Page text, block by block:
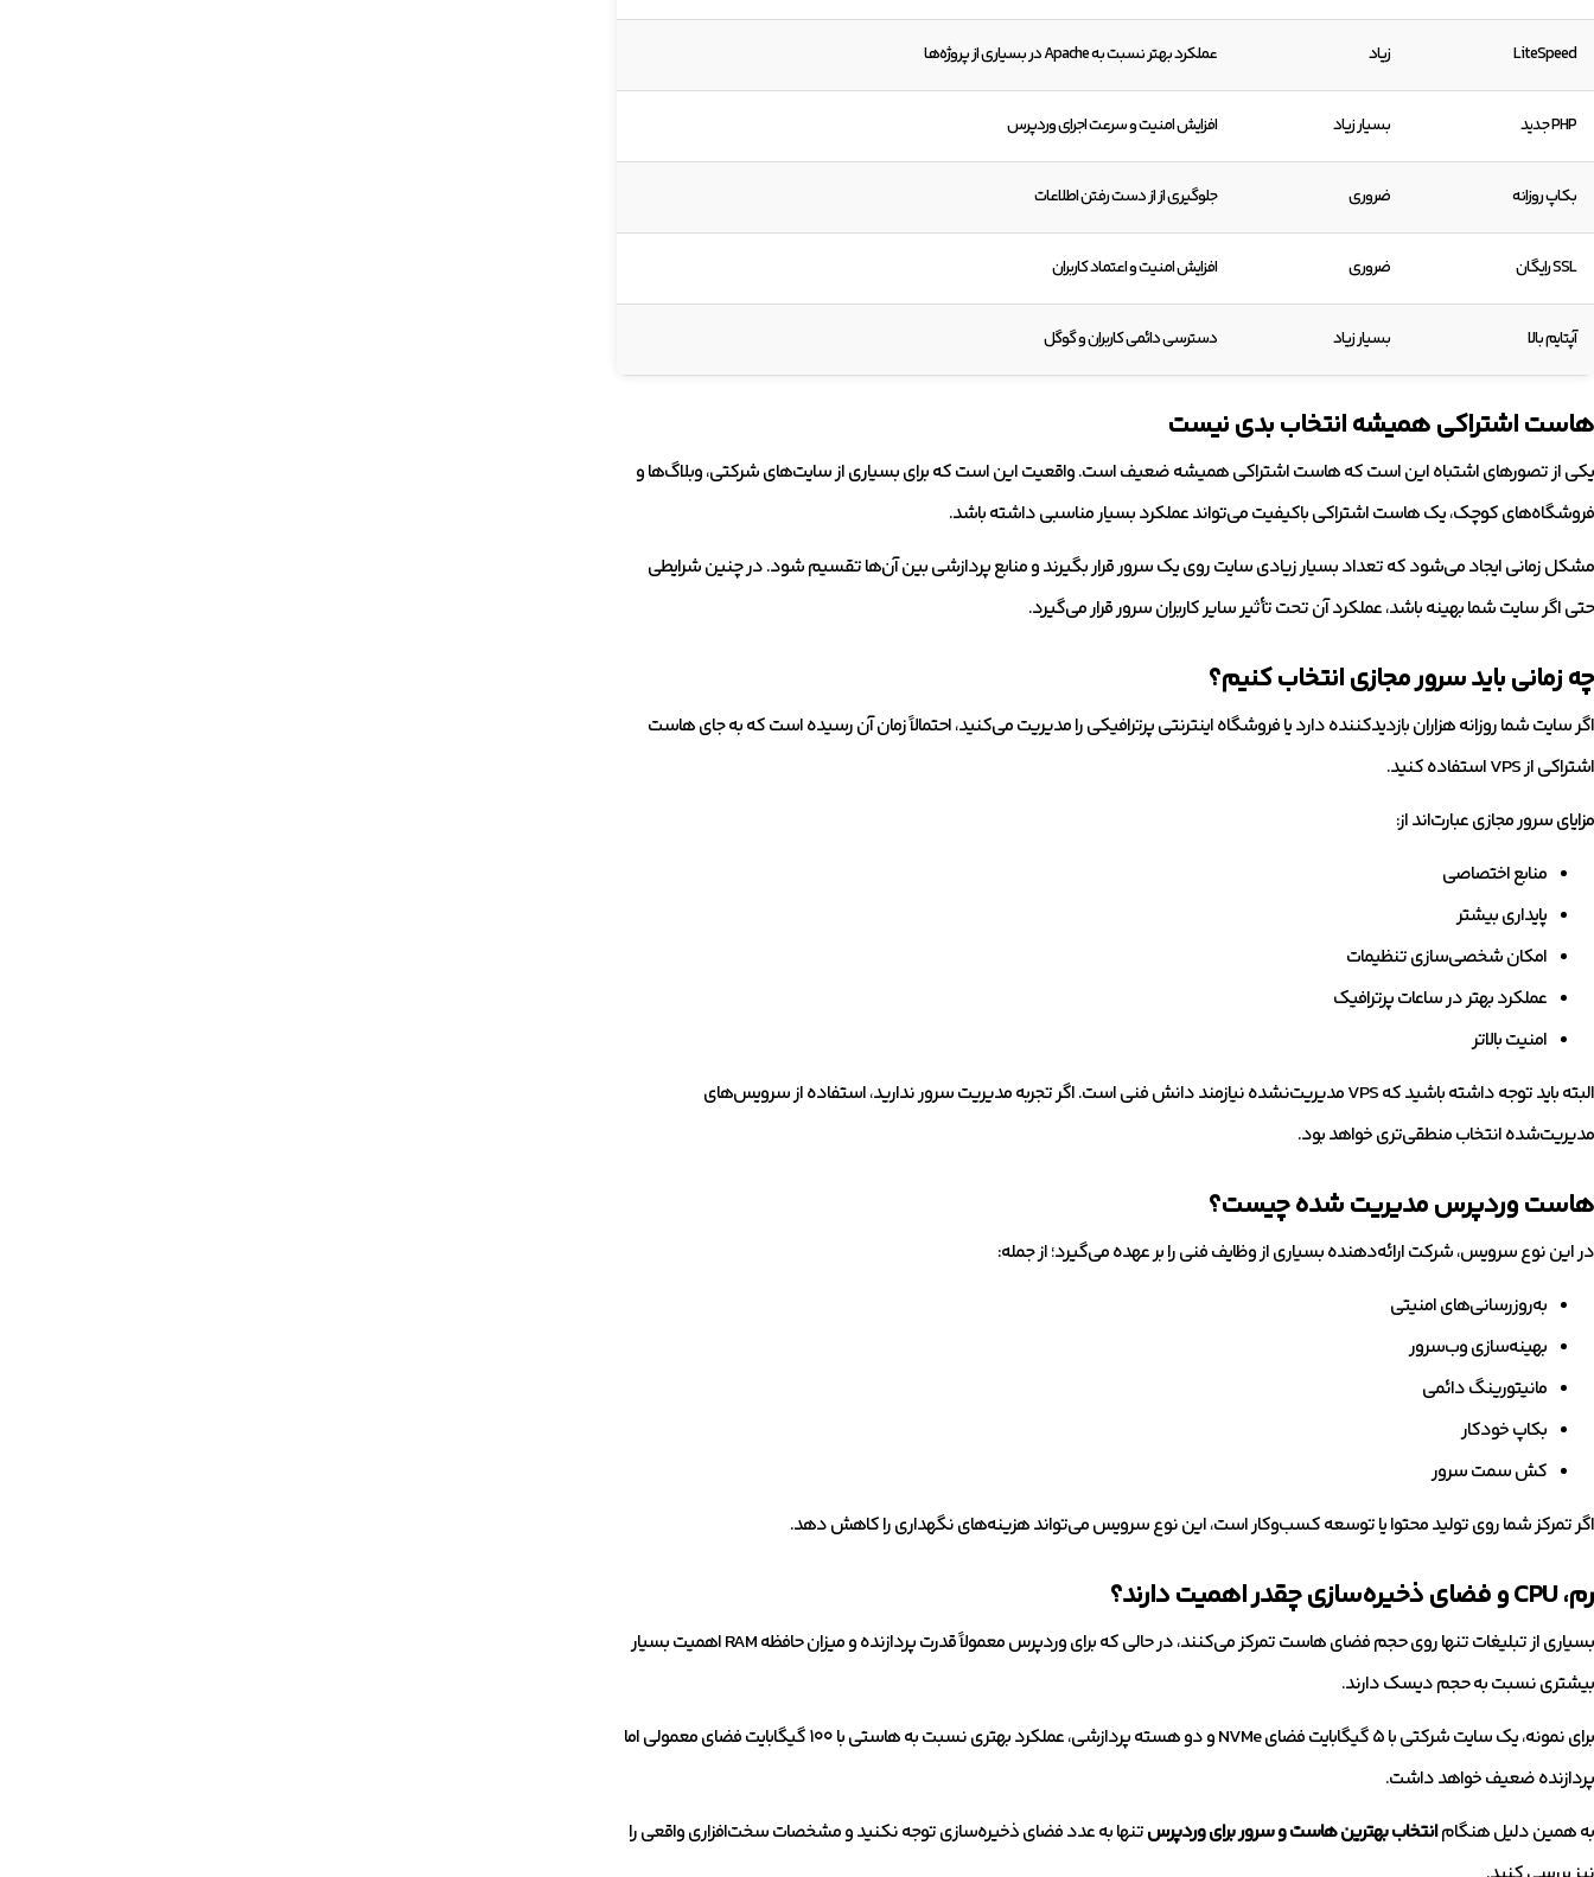
LiteSpeed زیاد عملکرد بهتر نسبت به Apache در بسیاری از پروژه‌ها
PHP جدید بسیار زیاد افزایش امنیت و سرعت اجرای وردپرس
بکاپ روزانه ضروری جلوگیری از از دست رفتن اطلاعات
SSL رایگان ضروری افزایش امنیت و اعتماد کاربران
آپتایم بالا بسیار زیاد دسترسی دائمی کاربران و گوگل
هاست اشتراکی همیشه انتخاب بدی نیست
یکی از تصورهای اشتباه این است که هاست اشتراکی همیشه ضعیف است. واقعیت این است که برای بسیاری از سایت‌های شرکتی، وبلاگ‌ها و
فروشگاه‌های کوچک، یک هاست اشتراکی باکیفیت می‌تواند عملکرد بسیار مناسبی داشته باشد.
مشکل زمانی ایجاد می‌شود که تعداد بسیار زیادی سایت روی یک سرور قرار بگیرند و منابع پردازشی بین آن‌ها تقسیم شود. در چنین شرایطی
حتی اگر سایت شما بهینه باشد، عملکرد آن تحت تأثیر سایر کاربران سرور قرار می‌گیرد.
چه زمانی باید سرور مجازی انتخاب کنیم؟
اگر سایت شما روزانه هزاران بازدیدکننده دارد یا فروشگاه اینترنتی پرترافیکی را مدیریت می‌کنید، احتمالاً زمان آن رسیده است که به جای هاست
اشتراکی از VPS استفاده کنید.
مزایای سرور مجازی عبارت‌اند از:
منابع اختصاصی
پایداری بیشتر
امکان شخصی‌سازی تنظیمات
عملکرد بهتر در ساعات پرترافیک
امنیت بالاتر
البته باید توجه داشته باشید که VPS مدیریت‌نشده نیازمند دانش فنی است. اگر تجربه مدیریت سرور ندارید، استفاده از سرویس‌های
مدیریت‌شده انتخاب منطقی‌تری خواهد بود.
هاست وردپرس مدیریت شده چیست؟
در این نوع سرویس، شرکت ارائه‌دهنده بسیاری از وظایف فنی را بر عهده می‌گیرد؛ از جمله:
به‌روزرسانی‌های امنیتی
بهینه‌سازی وب‌سرور
مانیتورینگ دائمی
بکاپ خودکار
کش سمت سرور
اگر تمرکز شما روی تولید محتوا یا توسعه کسب‌وکار است، این نوع سرویس می‌تواند هزینه‌های نگهداری را کاهش دهد.
رم، CPU و فضای ذخیره‌سازی چقدر اهمیت دارند؟
بسیاری از تبلیغات تنها روی حجم فضای هاست تمرکز می‌کنند، در حالی که برای وردپرس معمولاً قدرت پردازنده و میزان حافظه RAM اهمیت بسیار
بیشتری نسبت به حجم دیسک دارند.
برای نمونه، یک سایت شرکتی با ۵ گیگابایت فضای NVMe و دو هسته پردازشی، عملکرد بهتری نسبت به هاستی با ۱۰۰ گیگابایت فضای معمولی اما
پردازنده ضعیف خواهد داشت.
به همین دلیل هنگامانتخاب بهترین هاست و سرور برای وردپرستنها به عدد فضای ذخیره‌سازی توجه نکنید و مشخصات سخت‌افزاری واقعی را